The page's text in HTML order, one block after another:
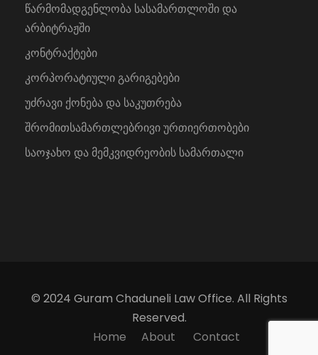
წარმომადგენლობა სასამართლოში და
არბიტრაჟში
კონტრაქტები
კორპორატიული გარიგებები
უძრავი ქონება და საკუთრება
შრომითსამართლებრივი ურთიერთობები
საოჯახო და მემკვიდრეობის სამართალი
© 2024 Guram Chaduneli Law Office. All Rights
Reserved.
Home
About Contact